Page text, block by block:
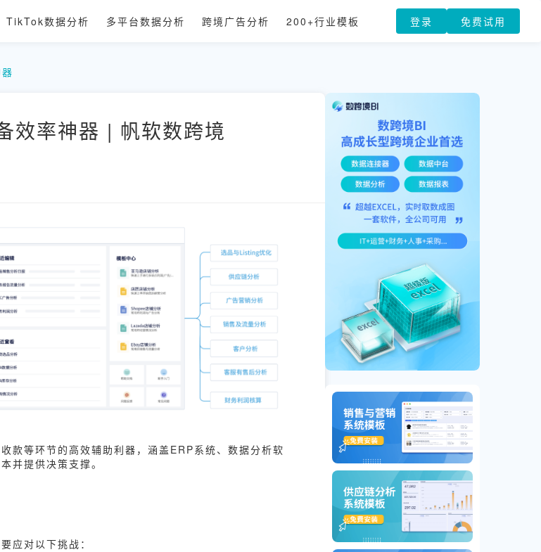
TikTok数据分析 多平台数据分析 跨境广告分析 200+行业模板 登录 免费试用
效率神器 | 帆软数跨境
款等环节的高效辅助利器，涵盖ERP系统、数据分析软
并提供决策支撑。
应对以下挑战：